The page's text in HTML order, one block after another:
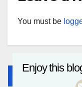
You must be
Recent Posts
Enjoy this